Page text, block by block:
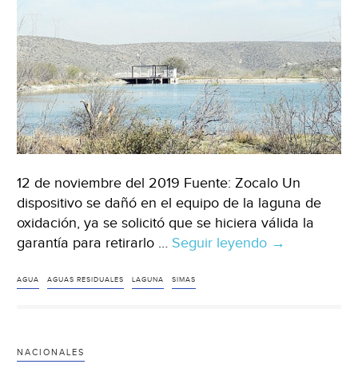
12 de noviembre del 2019 Fuente: Zocalo Un
dispositivo se dañó en el equipo de la laguna de
oxidación, ya se solicitó que se hiciera válida la
garantía para retirarlo … Seguir leyendo Chihuahua:
→
AGUA AGUAS RESIDUALES LAGUNA SIMAS
NACIONALES